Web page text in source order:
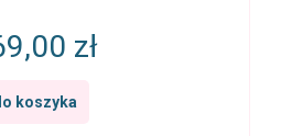
zł
koszyka